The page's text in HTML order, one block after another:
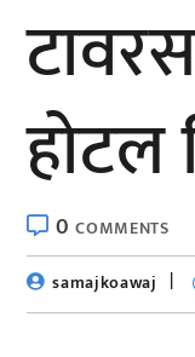
होटल
0COMMENTS
samajkoawaj